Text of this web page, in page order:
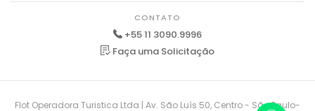
CONTATO
+55 11 3090.9996
Faça uma Solicitação
Flot Operadora Turistica Ltda | Av. São Luís 50, Centro - São Paulo-